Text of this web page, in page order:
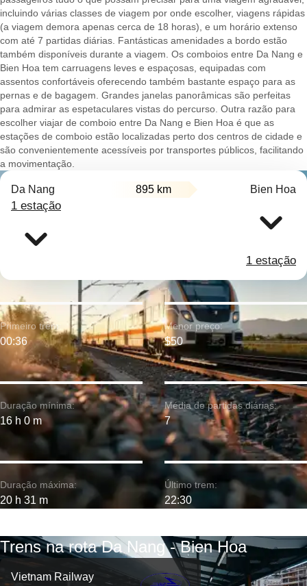
incluindo várias classes de viagem por onde escolher, viagens rápidas
(a viagem demora apenas cerca de 18 horas), e um horário extenso
com até 7 partidas diárias. Fantásticas amenidades a bordo estão
também disponíveis durante a viagem. Os comboios entre Da Nang e
Bien Hoa tem carruagens leves e espaçosas, equipadas com
assentos confortáveis oferecendo também bastante espaço para as
pernas e de bagagem. Grandes janelas panorâmicas são perfeitas
para admirar as espetaculares vistas do percurso. Outra razão para
escolher viajar de comboio entre Da Nang e Bien Hoa é que as
estações de comboio estão localizadas perto dos centros de cidade e
são convenientemente acessíveis por transportes públicos, facilitando
a movimentação.
Da Nang 895 km Bien Hoa
1 estação
1 estação
Duração mínima:
16 h 0 m
Primeiro trem:
00:36
Duração máxima:
20 h 31 m
Menor preço:
$50
Média de partidas diárias:
7
Último trem:
22:30
Trens na rota Da Nang - Bien Hoa
Vietnam Railway